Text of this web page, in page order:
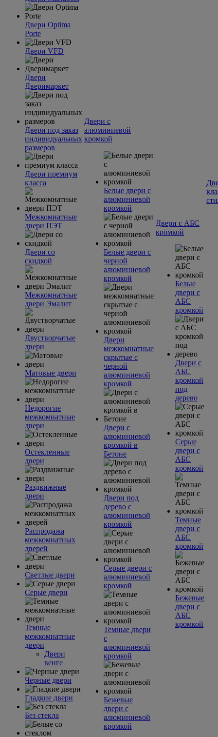
Двери Optima
Porte
Двери VFD
Двери
Дверимаркет
Двери под заказ
индивидуальных
размеров
Двери премиум
класса
Межкомнатные
двери ПЭТ
Двери со
скидкой
Межкомнатные
двери Эмалит
Двустворчатые
двери
Матовые двери
Недорогие
межкомнатные
двери
Остекленные
двери
Раздвижные
двери
Распродажа
межкомнатных
дверей
Светлые двери
Серые двери
Темные
межкомнатные
двери
Двери
венге
Черные двери
Гладкие двери
Без стекла
Двери с
алюминиевой
кромкой
Белые двери с
алюминиевой
кромкой
Белые двери с
черной
алюминиевой
кромкой
Двери
межкомнатные
скрытые с
черной
алюминиевой
кромкой
Двери с
алюминиевой
кромкой в
Бетоне
Двери под
дерево с
алюминиевой
кромкой
Серые двери с
алюминиевой
кромкой
Темные двери
с
алюминиевой
кромкой
Бежевые
двери с
алюминиевой
кромкой
Двери с АБС
кромкой
Белые
двери с
АБС
кромкой
Двери с
АБС
кромкой
под
дерево
Серые
двери с
АБС
кромкой
Темные
двери с
АБС
кромкой
Бежевые
двери с
АБС
кромкой